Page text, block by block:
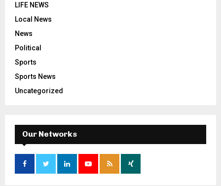
LIFE NEWS
Local News
News
Political
Sports
Sports News
Uncategorized
Our Networks